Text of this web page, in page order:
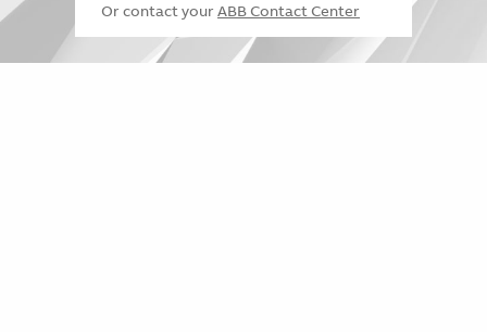
Or contact your ABB Contact Center